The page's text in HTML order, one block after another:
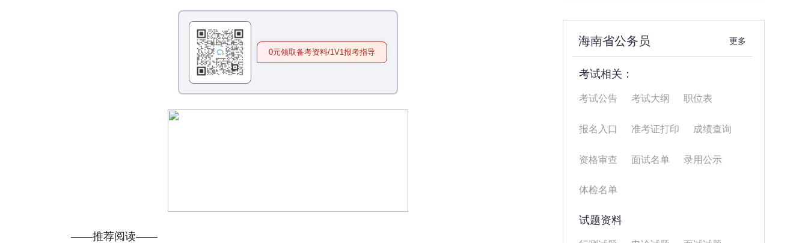
0元领取备考资料/1V1报考指导
——推荐阅读——
海南省公务员 更多
考试相关：
考试公告 考试大纲 职位表
报名入口 准考证打印 成绩查询
资格审查 面试名单 录用公示
体检名单
试题资料